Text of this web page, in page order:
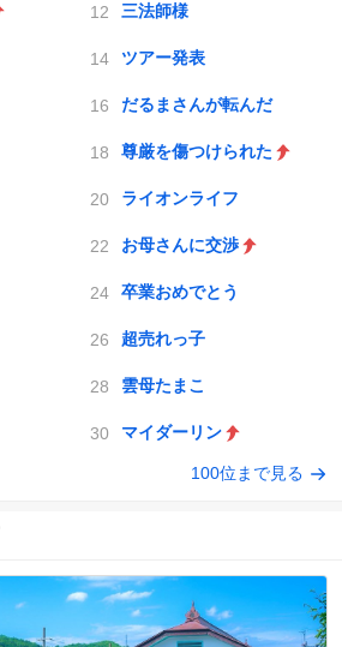
三法師様
ツアー発表
だるまさんが転んだ
尊厳を傷つけられた
ライオンライフ
お母さんに交渉
卒業おめでとう
超売れっ子
雲母たまこ
マイダーリン
100位まで見る